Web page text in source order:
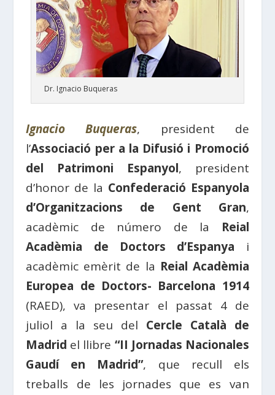
Dr. Ignacio Buqueras
Ignacio Buqueras, president de
l’Associació per a la Difusió i Promoció
del Patrimoni Espanyol, president
d’honor de la Confederació Espanyola
d’Organitzacions de Gent Gran,
acadèmic de número de la Reial
Acadèmia de Doctors d’Espanya i
acadèmic emèrit de la Reial Acadèmia
Europea de Doctors- Barcelona 1914
(RAED), va presentar el passat 4 de
juliol a la seu del Cercle Català de
Madrid el llibre “II Jornadas Nacionales
Gaudí en Madrid”, que recull els
treballs de les jornades que es van